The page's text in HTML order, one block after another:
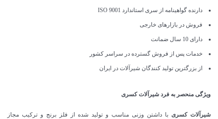
دارنده گواهینامه از سری استاندارد ISO 9001
فروش در بازارهای خارجی
دارای 10 سال ضمانت
خدمات پس از فروش گسترده در سراسر کشور
از بزرگترین تولید کنندگان شیرآلات در ایران
ویژگی منحصر به فرد شیرآلات کسری
شیرآلات کسری با داشتن وزنی مناسب و تولید شده از فلز برنج و ترکیب مجاز